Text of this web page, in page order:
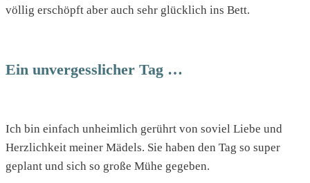
völlig erschöpft aber auch sehr glücklich ins Bett.
Ein unvergesslicher Tag …
Ich bin einfach unheimlich gerührt von soviel Liebe und
Herzlichkeit meiner Mädels. Sie haben den Tag so super
geplant und sich so große Mühe gegeben.